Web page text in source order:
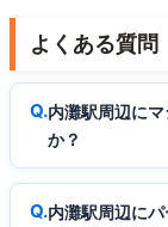
よくある質問
内灘駅周辺に
か？
内灘駅周辺に